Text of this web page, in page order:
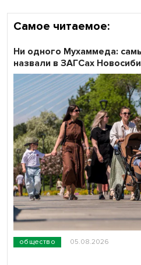
Самое читаемое:
общество 05.08.2026
Ни одного Мухаммеда:
назвали в ЗАГСах